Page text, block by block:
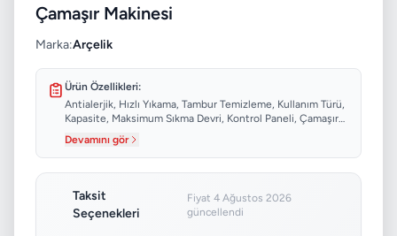
Çamaşır Makinesi
Marka:Arçelik
Ürün Özellikleri:
Antialerjik, Hızlı Yıkama, Tambur Temizleme, Kullanım Türü,
Kapasite, Maksimum Sıkma Devri, Kontrol Paneli, Çamaşır
Devamını gör
Taksit
Seçenekleri
Fiyat 4 Ağustos 2026
güncellendi